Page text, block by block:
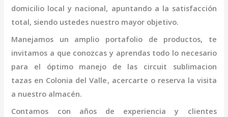
domicilio local y nacional, apuntando a la satisfacción
total, siendo ustedes nuestro mayor objetivo.
Manejamos un amplio portafolio de productos, te
invitamos a que conozcas y aprendas todo lo necesario
para el óptimo manejo de las circuit sublimacion
tazas en Colonia del Valle, acercarte o reserva la visita
a nuestro almacén.
Contamos con años de experiencia y clientes